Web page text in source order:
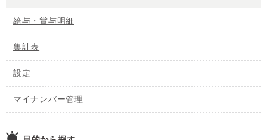
給与・賞与明細
集計表
設定
マイナンバー管理